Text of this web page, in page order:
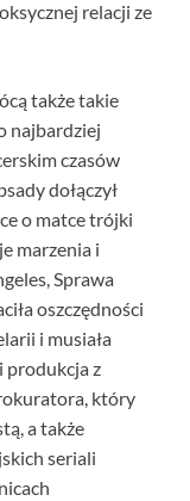
relacji ze
także takie
najbardziej
czasów
dołączył
o matce trójki
marzenia i
Sprawa
oszczędności
i musiała
produkcja z
który
a także
seriali